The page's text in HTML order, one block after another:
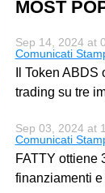
MOST
Sep 14, 2024 at
Comunicati
Il Token
trading su tre
Sep 03, 2024 at
Comunicati
FATTY ottiene
finanziamenti